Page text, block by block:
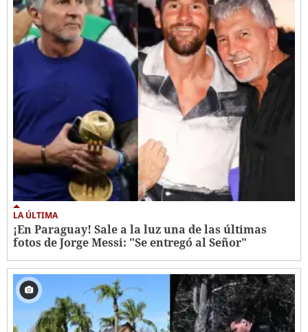
LA ÚLTIMA
¡En Paraguay! Sale a la luz una de las últimas
fotos de Jorge Messi: "Se entregó al Señor"